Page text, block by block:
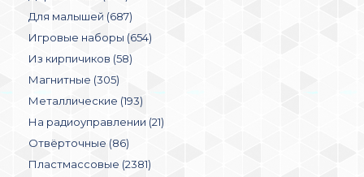
Для малышей (687)
Игровые наборы (654)
Из кирпичиков (58)
Магнитные (305)
Металлические (193)
На радиоуправлении (21)
Отвёрточные (86)
Пластмассовые (2381)